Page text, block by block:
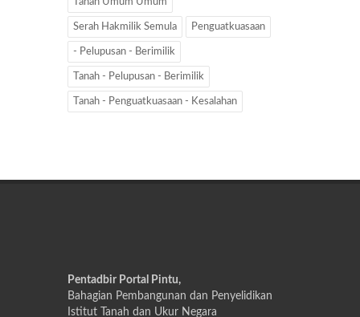
Serah Hakmilik Semula Penguatkuasaan
- Pelupusan - Berimilik
Tanah - Pelupusan - Berimilik
Tanah - Penguatkuasaan - Kesalahan
Pentadbir Portal Pintu,
Bahagian Pembangunan dan Penyelidikan
Istitut Tanah dan Ukur Negara